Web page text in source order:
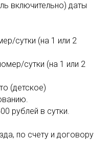
включительно) даты
сутки (на 1 или 2
сутки (на 1 или 2
(детское)
рублей в сутки.
по счету и договору